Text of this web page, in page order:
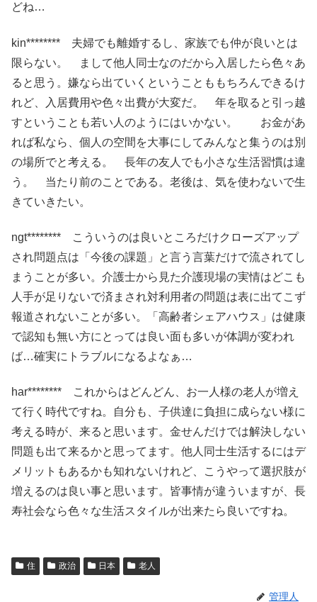
どね…
kin******** 夫婦でも離婚するし、家族でも仲が良いとは
限らない。 まして他人同士なのだから入居したら色々あ
ると思う。嫌なら出ていくということももちろんできるけ
れど、入居費用や色々出費が大変だ。 年を取ると引っ越
すということも若い人のようにはいかない。 お金があ
れば私なら、個人の空間を大事にしてみんなと集うのは別
の場所でと考える。 長年の友人でも小さな生活習慣は違
う。 当たり前のことである。老後は、気を使わないで生
きていきたい。
ngt******** こういうのは良いところだけクローズアップ
され問題点は「今後の課題」と言う言葉だけで流されてし
まうことが多い。介護士から見た介護現場の実情はどこも
人手が足りないで済まされ対利用者の問題は表に出てこず
報道されないことが多い。「高齢者シェアハウス」は健康
で認知も無い方にとっては良い面も多いが体調が変われ
ば…確実にトラブルになるよなぁ…
har******** これからはどんどん、お一人様の老人が増え
て行く時代ですね。自分も、子供達に負担に成らない様に
考える時が、来ると思います。金せんだけでは解決しない
問題も出て来るかと思ってます。他人同士生活するにはデ
メリットもあるかも知れないけれど、こうやって選択肢が
増えるのは良い事と思います。皆事情が違ういますが、長
寿社会なら色々な生活スタイルが出来たら良いですね。
住 政治 日本 老人
管理人